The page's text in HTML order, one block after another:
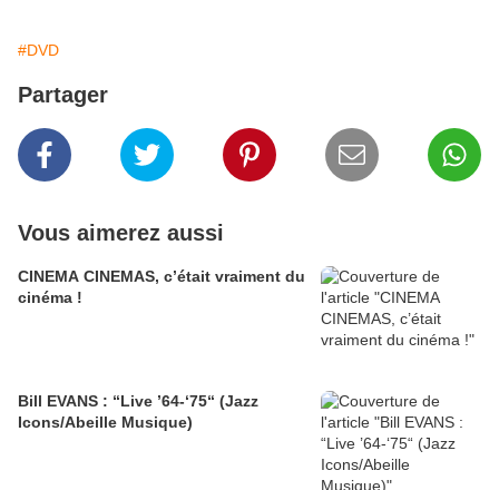
#DVD
Partager
Vous aimerez aussi
CINEMA CINEMAS, c’était vraiment du
cinéma !
Bill EVANS : “Live ’64-‘75“ (Jazz
Icons/Abeille Musique)